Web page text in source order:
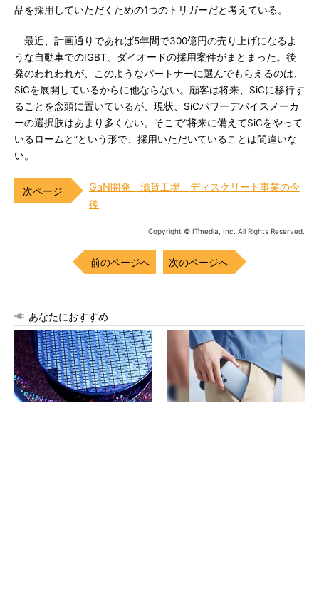
品を採用していただくための1つのトリガーだと考えている。
最近、計画通りであれば5年間で300億円の売り上げになるよ
うな自動車でのIGBT、ダイオードの採用案件がまとまった。後
発のわれわれが、このようなパートナーに選んでもらえるのは、
SiCを展開しているからに他ならない。顧客は将来、SiCに移行す
ることを念頭に置いているが、現状、SiCパワーデバイスメーカ
ーの選択肢はあまり多くない。そこで“将来に備えてSiCをやって
いるロームと”という形で、採用いただいていることは間違いな
い。
GaN開発、滋賀工場、ディスクリート事業の今
後
Copyright © ITmedia, Inc. All Rights Reserved.
前のページへ 次のページへ
あなたにおすすめ